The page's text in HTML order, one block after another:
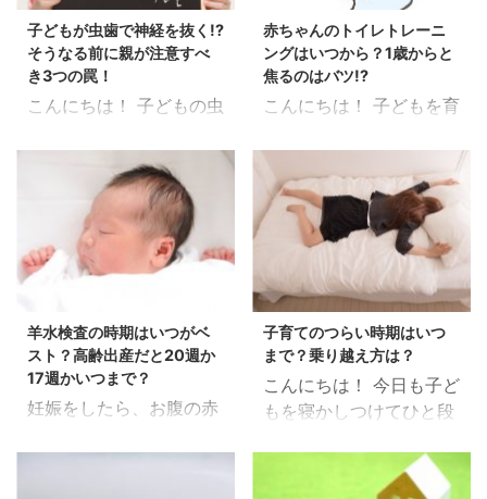
ゃれというおしゃれを、
しばらくしていない気が
します… スポンサードリ
ンク 妊娠したときから、
ヒールの靴は履かなくな
ているタイプではない私
でも ぴたっとしたトップ
ス、 おなかを締め付ける
ようなパンツを履かなく
なりました。 髪を染める
い、 と聞けば髪も染めず
プリン状態。 赤ちゃん
...
早くかわいいカチューシ
ャをつけたり、 ハートの
ヘアゴムなんかで髪をし
ばったりしたいのです
が… ちっとも似合いませ
も、 2歳くらいまでは髪
の毛が全然伸びなくて心
配でしたが 今はしっかり
生えています！（笑） い
ずれは伸びるとわかって
いても…なんとなくもど
かしい！ 今日は赤ちゃん
の髪の毛事情について書
い ...
子どもが虫歯で神経を抜く!?
そうなる前に親が注意すべ
き3つの罠！
こんにちは！ 子どもの虫
悩んでいます…。 子ども
に虫歯を作ってしまうの
は親の責任なので、 こん
なこと書くのは情けない
のですが、 子どもの虫歯
考になればと思います。
スポンサードリンク 我が
家の虫歯事情 長男、次
男、それぞれ虫歯ができ
赤ちゃんのトイレトレーニ
ングはいつから？1歳からと
焦るのはバツ!?
こんにちは！ 子どもを育
イレトレーニング 略して
トイトレ！！ 早くオムツ
とりたい気持ちと、 なか
なか思うように進まない
苛立ちと… ママは不安に
なることもあると思いま
す。 大丈夫。絶対いつか
はオムツがとれます！！
今日はトイトレについて
振り返ろうと思います。
に急かされ始めたトイト
羊水検査の時期はいつがベ
スト？高齢出産だと20週か
17週かいつまで？
妊娠をしたら、お腹の赤
になりますよね。 高齢出
子育てのつらい時期はいつ
まで？乗り越え方は？
こんにちは！ 今日も子ど
もを寝かしつけてひと段
間ですよね。 自分の子ど
もって本当にかわいい